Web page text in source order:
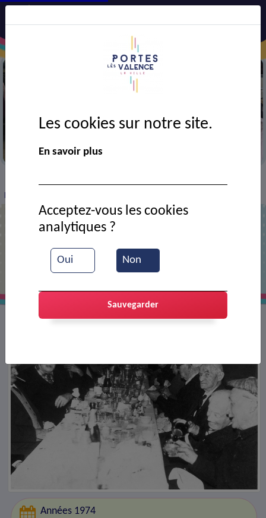
Les vestiaires solidaires
Repas des anciens
Repas des anciens
Années 1974
Les cookies sur notre site.
En savoir plus
Oui Non
Acceptez-vous les cookies
analytiques ?
Sauvegarder